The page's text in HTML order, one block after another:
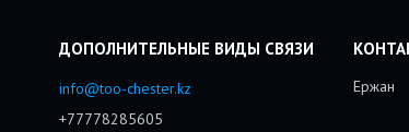
info@too-chester.kz
+77778285605
Ержан